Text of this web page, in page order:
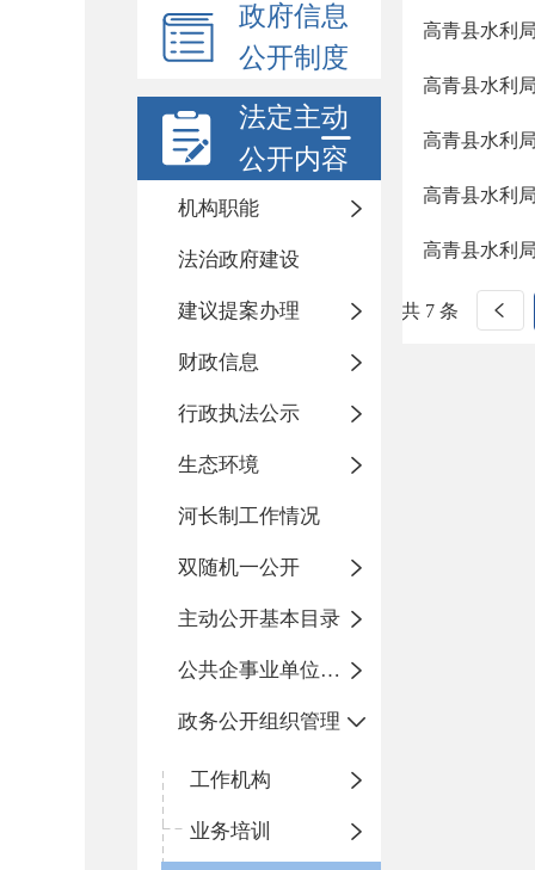
政府信息
公开制度
法定主动
公开内容
机构职能
法治政府建设
建议提案办理
财政信息
行政执法公示
生态环境
河长制工作情况
双随机一公开
主动公开基本目录
公共企事业单位信息公开
政务公开组织管理
工作机构
业务培训
高青县水利
高青县水利
高青县水利
高青县水利
高青县水利
共 7 条